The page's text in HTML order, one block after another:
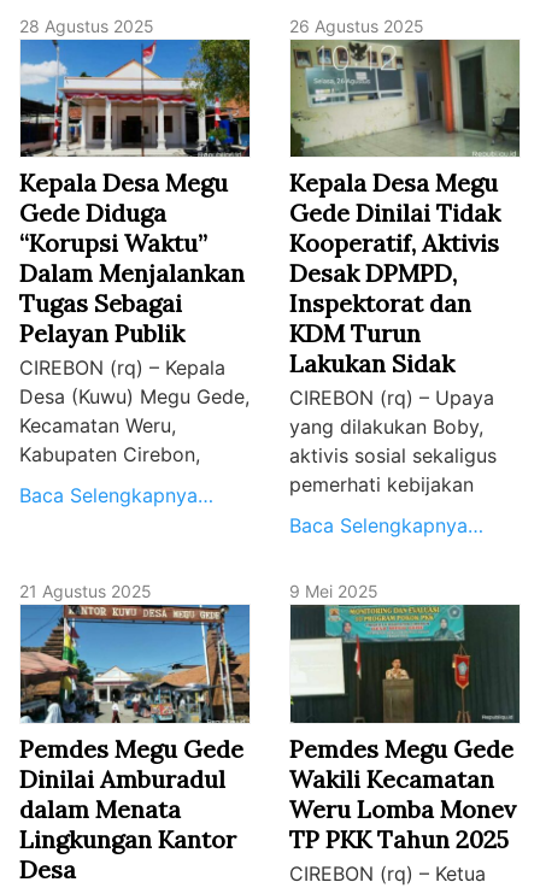
28 Agustus 2025
Kepala Desa Megu
Gede Diduga
“Korupsi Waktu”
Dalam Menjalankan
Tugas Sebagai
Pelayan Publik
CIREBON (rq) – Kepala
Desa (Kuwu) Megu Gede,
Kecamatan Weru,
Kabupaten Cirebon,
Baca Selengkapnya…
26 Agustus 2025
Kepala Desa Megu
Gede Dinilai Tidak
Kooperatif, Aktivis
Desak DPMPD,
Inspektorat dan
KDM Turun
Lakukan Sidak
CIREBON (rq) – Upaya
yang dilakukan Boby,
aktivis sosial sekaligus
pemerhati kebijakan
Baca Selengkapnya…
21 Agustus 2025
Pemdes Megu Gede
Dinilai Amburadul
dalam Menata
Lingkungan Kantor
Desa
9 Mei 2025
Pemdes Megu Gede
Wakili Kecamatan
Weru Lomba Monev
TP PKK Tahun 2025
CIREBON (rq) – Ketua